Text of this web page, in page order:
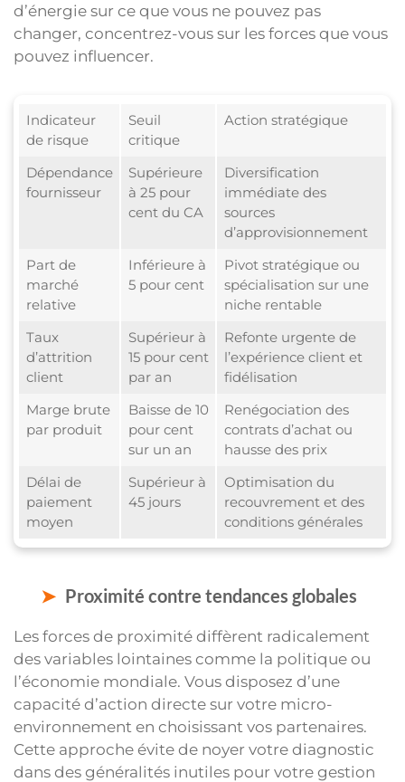
d’énergie sur ce que vous ne pouvez pas
changer, concentrez-vous sur les forces que vous
pouvez influencer.
Indicateur
de risque
Seuil
critique
Action stratégique
Dépendance
fournisseur
Supérieure
à 25 pour
cent du CA
Diversification
immédiate des
sources
d’approvisionnement
Part de
marché
relative
Inférieure à
5 pour cent
Pivot stratégique ou
spécialisation sur une
niche rentable
Taux
d’attrition
client
Supérieur à
15 pour cent
par an
Refonte urgente de
l’expérience client et
fidélisation
Marge brute
par produit
Baisse de 10
pour cent
sur un an
Renégociation des
contrats d’achat ou
hausse des prix
Délai de
paiement
moyen
Supérieur à
45 jours
Optimisation du
recouvrement et des
conditions générales
Proximité contre tendances globales
Les forces de proximité diffèrent radicalement
des variables lointaines comme la politique ou
l’économie mondiale. Vous disposez d’une
capacité d’action directe sur votre micro-
environnement en choisissant vos partenaires.
Cette approche évite de noyer votre diagnostic
dans des généralités inutiles pour votre gestion